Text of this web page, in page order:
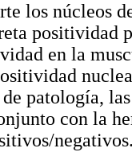
los núcleos
positividad
en la
patología,
con la